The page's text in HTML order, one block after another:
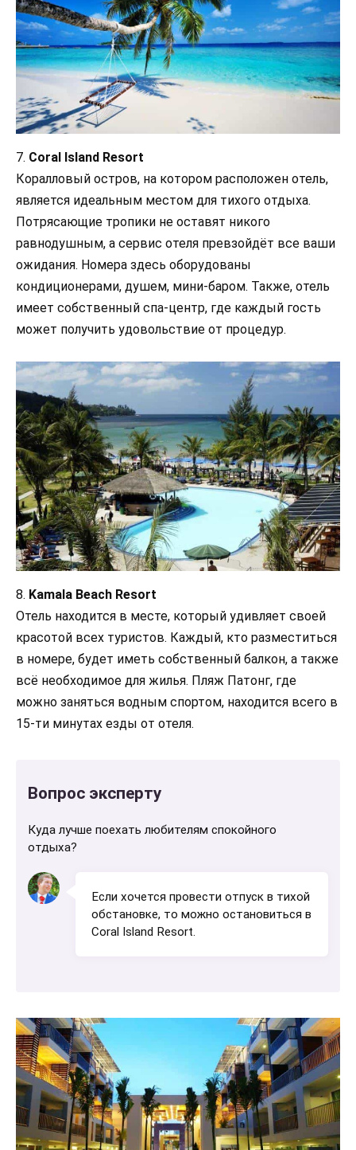
7. Coral Island Resort
Коралловый остров, на котором расположен отель,
является идеальным местом для тихого отдыха.
Потрясающие тропики не оставят никого
равнодушным, а сервис отеля превзойдёт все ваши
ожидания. Номера здесь оборудованы
кондиционерами, душем, мини-баром. Также, отель
имеет собственный спа-центр, где каждый гость
может получить удовольствие от процедур.
8. Kamala Beach Resort
Отель находится в месте, который удивляет своей
красотой всех туристов. Каждый, кто разместиться
в номере, будет иметь собственный балкон, а также
всё необходимое для жилья. Пляж Патонг, где
можно заняться водным спортом, находится всего в
15-ти минутах езды от отеля.
Вопрос эксперту
Куда лучше поехать любителям спокойного
отдыха?
Если хочется провести отпуск в тихой
обстановке, то можно остановиться в
Coral Island Resort.